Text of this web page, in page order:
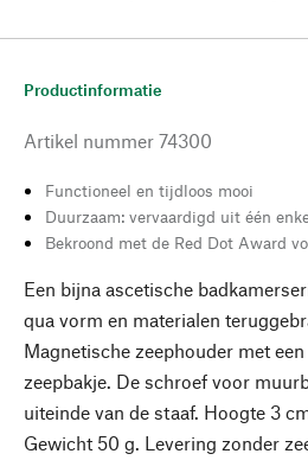
Productinformatie
Artikel nummer 74300
Functioneel en tijdloos mooi
Duurzaam: vervaardigd uit één
Bekroond met de Red Dot Award
Een bijna ascetische
qua vorm en materialen
Magnetische zeephouder met
zeepbakje. De schroef voor
uiteinde van de staaf. Hoogte 3
Gewicht 50 g. Levering zonder